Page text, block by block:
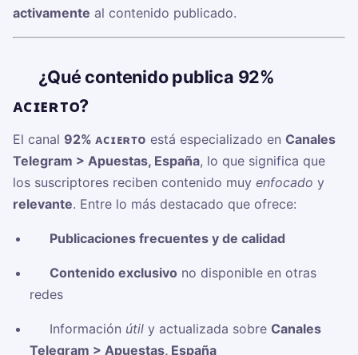
activamente al contenido publicado.
¿Qué contenido publica 92%
ᴀᴄɪᴇʀᴛᴏ?
El canal 92% ᴀᴄɪᴇʀᴛᴏ está especializado en Canales
Telegram > Apuestas, España, lo que significa que
los suscriptores reciben contenido muy enfocado y
relevante. Entre lo más destacado que ofrece:
Publicaciones frecuentes y de calidad
Contenido exclusivo no disponible en otras
redes
✅ Información útily actualizada sobre Canales
Telegram > Apuestas, España